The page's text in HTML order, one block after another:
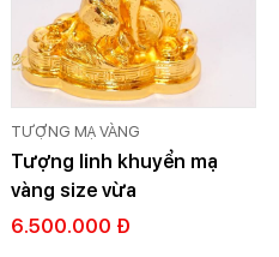
TƯỢNG MẠ VÀNG
Tượng linh khuyển mạ
vàng size vừa
6.500.000 Đ